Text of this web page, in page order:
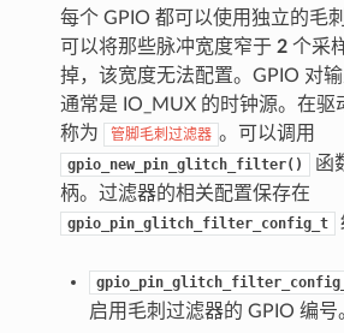
每个 GPIO 都可以使用独立的毛
可以将那些脉冲宽度窄于 2个采
掉，该宽度无法配置。GPIO 对
通常是 IO_MUX 的时钟源。在驱
称为
管脚毛刺过滤器 。可以调用
gpio_new_pin_glitch_filter()
函
柄。过滤器的相关配置保存在
gpio_pin_glitch_filter_config_t
启用毛刺过滤器的 GPIO 编号